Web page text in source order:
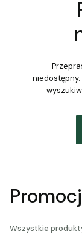
niedostępny.
Wszystkie